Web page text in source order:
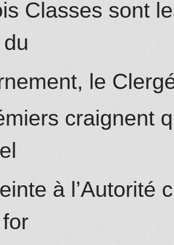
Classes sont
le
craignent
à l’Autorité